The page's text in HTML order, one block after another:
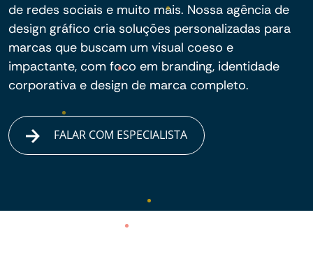
de redes sociais e muito mais. Nossa agência de
design gráfico cria soluções personalizadas para
marcas que buscam um visual coeso e
impactante, com foco em branding, identidade
corporativa e design de marca completo.
FALAR COM ESPECIALISTA